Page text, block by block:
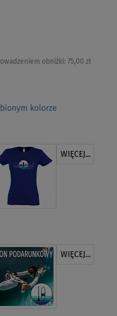
obniżki: 75,00 zł
kolorze
WIĘCEJ...
WIĘCEJ...